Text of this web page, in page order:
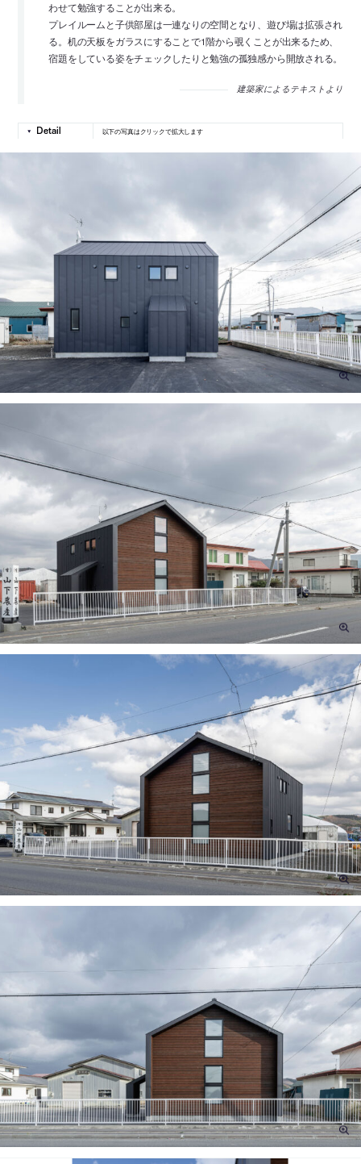
わせて勉強することが出来る。
プレイルームと子供部屋は一連なりの空間となり、遊び場は拡張され
る。机の天板をガラスにすることで1階から覗くことが出来るため、
宿題をしている姿をチェックしたりと勉強の孤独感から開放される。
建築家によるテキストより
以下の写真はクリックで拡大します